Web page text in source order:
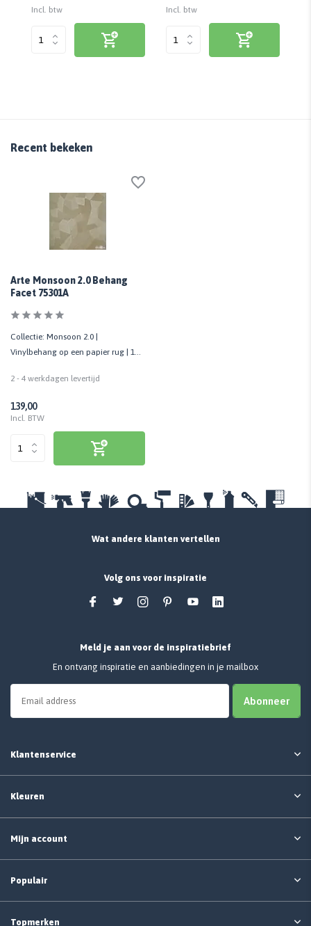
Incl. btw Incl. btw
Recent bekeken
Arte Monsoon 2.0 Behang
Facet 75301A
Collectie: Monsoon 2.0 |
Vinylbehang op een papier rug | 1
2 - 4 werkdagen levertijd
139,00
Incl. BTW
Wat andere klanten vertellen
Volg ons voor inspiratie
Meld je aan voor de inspiratiebrief
En ontvang inspiratie en aanbiedingen in je mailbox
Abonneer
Klantenservice
Kleuren
Mijn account
Populair
Topmerken